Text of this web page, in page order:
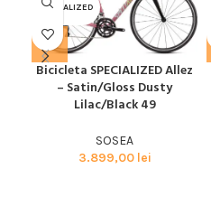
SPECIALIZED
Bicicleta SPECIALIZED Allez
– Satin/Gloss Dusty
Lilac/Black 49
SOSEA
3.899,00 lei